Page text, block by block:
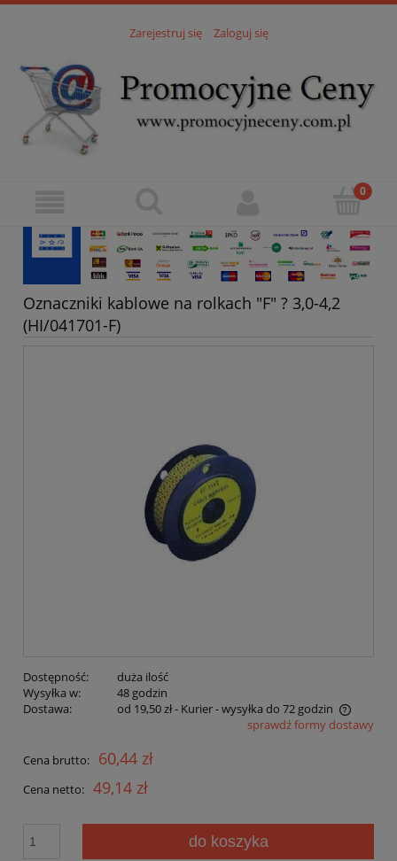
Zarejestruj się Zaloguj się
Oznaczniki kablowe na rolkach "F" ? 3,0-4,2
(HI/041701-F)
Dostępność:
duża ilość
Wysyłka w:
48 godzin
Dostawa:
od 19,50 zł- Kurier - wysyłka do 72 godzin
Cena nie zawiera ewentualnych kosztów płatnościsprawdź formy dostawy
Cena brutto: 60,44 zł
Cena netto: 49,14 zł
do koszyka